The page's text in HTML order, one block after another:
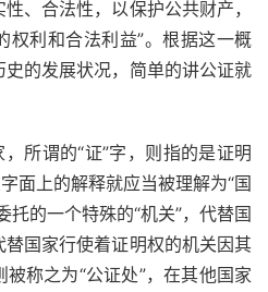
、合法性，以保护公共财产，
权利和合法利益”。根据这一概
的发展状况，简单的讲公证就
所谓的“证”字，则指的是证明
面上的解释就应当被理解为“国
托的一个特殊的“机关”，代替国
国家行使着证明权的机关因其
称之为“公证处”，在其他国家